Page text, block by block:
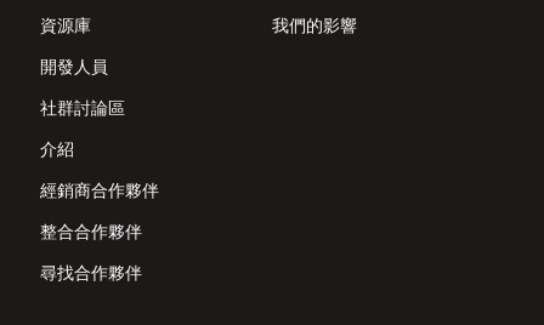
資源庫
開發人員
社群討論區
介紹
經銷商合作夥伴
整合合作夥伴
尋找合作夥伴
我們的影響